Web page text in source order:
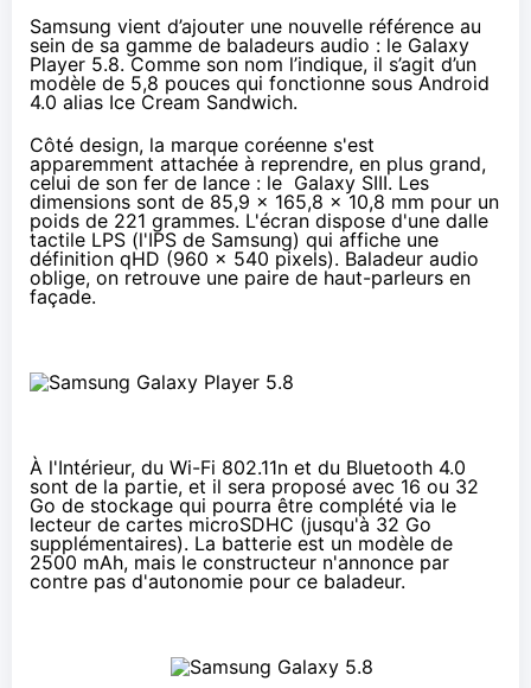
Samsung vient d’ajouter une nouvelle référence au
sein de sa gamme de baladeurs audio : le Galaxy
Player 5.8. Comme son nom l’indique, il s’agit d’un
modèle de 5,8 pouces qui fonctionne sous Android
4.0 alias Ice Cream Sandwich.
Côté design, la marque coréenne s'est
apparemment attachée à reprendre, en plus grand,
celui de son fer de lance : le Galaxy SIII. Les
dimensions sont de 85,9 x 165,8 x 10,8 mm pour un
poids de 221 grammes. L'écran dispose d'une dalle
tactile LPS (l'IPS de Samsung) qui affiche une
définition qHD (960 x 540 pixels). Baladeur audio
oblige, on retrouve une paire de haut-parleurs en
façade.
À l'Intérieur, du Wi-Fi 802.11n et du Bluetooth 4.0
sont de la partie, et il sera proposé avec 16 ou 32
Go de stockage qui pourra être complété via le
lecteur de cartes microSDHC (jusqu'à 32 Go
supplémentaires). La batterie est un modèle de
2500 mAh, mais le constructeur n'annonce par
contre pas d'autonomie pour ce baladeur.